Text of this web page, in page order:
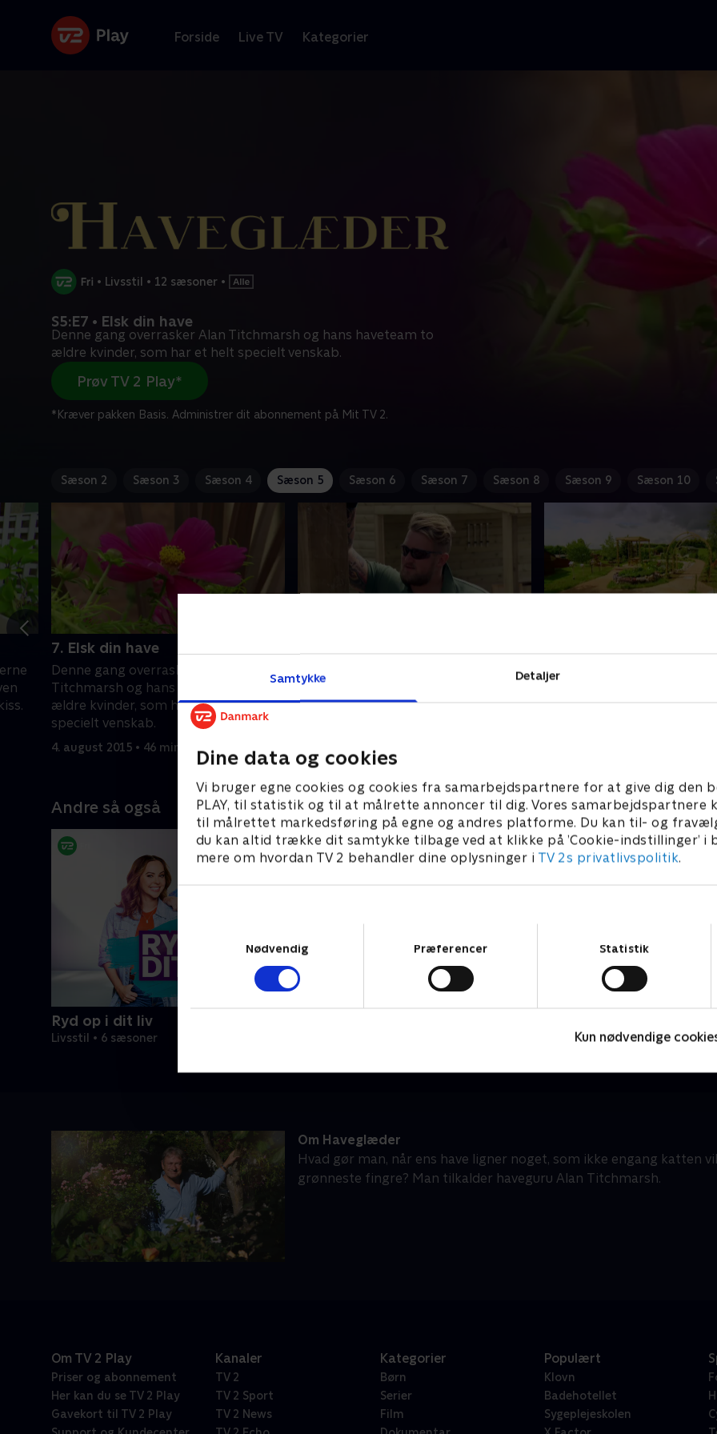
Samtykke Detaljer
Dine data og cookies
Vi bruger egne cookies og cookies fra samarbejdspartnere for at give dig den
PLAY, til statistik og til at målrette annoncer til dig. Vores samarbejdspartnere
til målrettet markedsføring på egne og andres platforme. Du kan til- og
du kan altid trække dit samtykke tilbage ved at klikke på ’Cookie-indstillinger’ i
mere om hvordan TV 2 behandler dine oplysninger i TV 2s privatlivspolitik.
Nødvendig
Præferencer Statistik
Kun nødvendige
Forside Live TV Kategorier
• Livsstil • 12 sæsoner •
S5:E7 • Elsk din have
Denne gang overrasker Alan Titchmarsh og hans haveteam to
ældre kvinder, som har et helt specielt venskab.
Prøv TV 2 Play*
*Kræver pakken Basis. Administrer dit abonnement på Mit TV 2.
Sæson 2 Sæson 3 Sæson 4 Sæson 5 Sæson 6 Sæson 7 Sæson 8 Sæson 9 Sæson 10
7. Elsk din have
Denne gang overrasker Alan
Titchmarsh og hans haveteam to
ældre kvinder, som har et helt
specielt venskab.
4. august 2015 • 46 min
Andrew har fået konstateret en
sjælden form for kræft, som er
uhelbredelig. Han vil glæde sin lille
4. august 2015 • 46 min
Alan Titchmarsh og hans
Andre så også
Ryd op i dit liv
Livsstil • 6 sæsoner
Om Haveglæder
Hvad gør man, når ens have ligner noget, som ikke engang katten
grønneste fingre? Man tilkalder haveguru Alan Titchmarsh.
Om TV 2 Play
Priser og abonnement
Her kan du se TV 2 Play
Gavekort til TV 2 Play
Kanaler
TV 2
TV 2 Sport
TV 2 News
Kategorier
Børn
Serier
Film
Populært
Klovn
Badehotellet
Sygeplejeskolen